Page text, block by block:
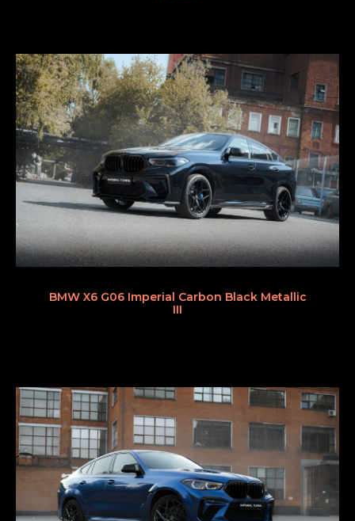
BMW X6 G06 Imperial Carbon Black Metallic
III